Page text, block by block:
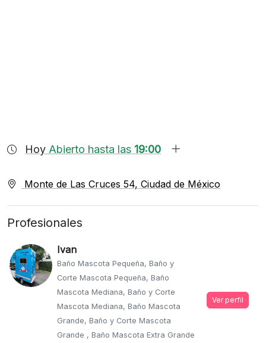
Hoy Abierto hasta las 19:00
Monte de Las Cruces 54, Ciudad de México
Profesionales
Ivan
Baño Mascota Pequeña, Baño y
Corte Mascota Pequeña, Baño
Mascota Mediana, Baño y Corte
Mascota Mediana, Baño Mascota
Grande, Baño y Corte Mascota
Grande , Baño Mascota Extra Grande
Ver perfil